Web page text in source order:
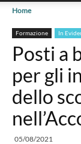
Home
Formazione In
Posti a
per gli
dello
05/08/2021